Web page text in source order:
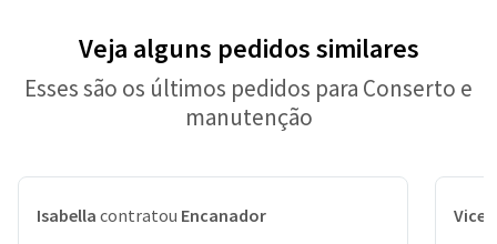
Veja alguns pedidos similares
Esses são os últimos pedidos para Conserto e
manutenção
Isabella contratou Encanador